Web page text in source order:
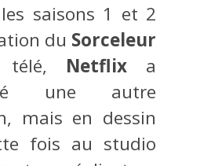
saisons 1 et 2
du Sorceleur
télé, Netflix a
une autre
mais en dessin
fois au studio